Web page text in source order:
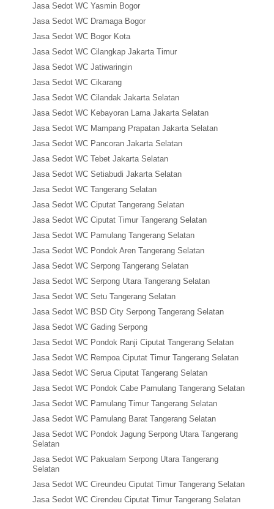
Jasa Sedot WC Yasmin Bogor
Jasa Sedot WC Dramaga Bogor
Jasa Sedot WC Bogor Kota
Jasa Sedot WC Cilangkap Jakarta Timur
Jasa Sedot WC Jatiwaringin
Jasa Sedot WC Cikarang
Jasa Sedot WC Cilandak Jakarta Selatan
Jasa Sedot WC Kebayoran Lama Jakarta Selatan
Jasa Sedot WC Mampang Prapatan Jakarta Selatan
Jasa Sedot WC Pancoran Jakarta Selatan
Jasa Sedot WC Tebet Jakarta Selatan
Jasa Sedot WC Setiabudi Jakarta Selatan
Jasa Sedot WC Tangerang Selatan
Jasa Sedot WC Ciputat Tangerang Selatan
Jasa Sedot WC Ciputat Timur Tangerang Selatan
Jasa Sedot WC Pamulang Tangerang Selatan
Jasa Sedot WC Pondok Aren Tangerang Selatan
Jasa Sedot WC Serpong Tangerang Selatan
Jasa Sedot WC Serpong Utara Tangerang Selatan
Jasa Sedot WC Setu Tangerang Selatan
Jasa Sedot WC BSD City Serpong Tangerang Selatan
Jasa Sedot WC Gading Serpong
Jasa Sedot WC Pondok Ranji Ciputat Tangerang Selatan
Jasa Sedot WC Rempoa Ciputat Timur Tangerang Selatan
Jasa Sedot WC Serua Ciputat Tangerang Selatan
Jasa Sedot WC Pondok Cabe Pamulang Tangerang Selatan
Jasa Sedot WC Pamulang Timur Tangerang Selatan
Jasa Sedot WC Pamulang Barat Tangerang Selatan
Jasa Sedot WC Pondok Jagung Serpong Utara Tangerang
Selatan
Jasa Sedot WC Pakualam Serpong Utara Tangerang
Selatan
Jasa Sedot WC Cireundeu Ciputat Timur Tangerang Selatan
Jasa Sedot WC Cirendeu Ciputat Timur Tangerang Selatan